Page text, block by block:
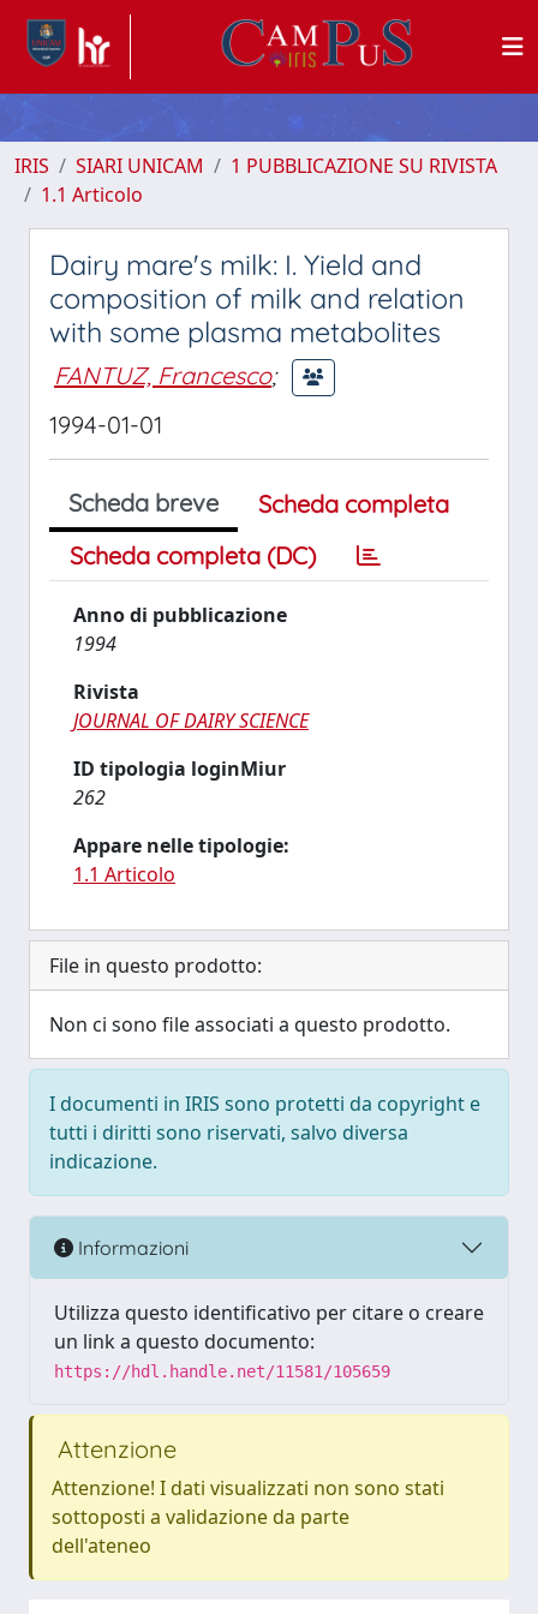
IRIS SIARI UNICAM
1 PUBBLICAZIONE SU RIVISTA
1.1 Articolo
Dairy mare's milk: I. Yield and
composition of milk and relation
with some plasma metabolites
FANTUZ, Francesco;
1994-01-01
Scheda breve
Scheda completa
Scheda completa (DC)
Anno di pubblicazione
1994
Rivista
JOURNAL OF DAIRY SCIENCE
ID tipologia loginMiur
262
Appare nelle tipologie:
1.1 Articolo
File in questo prodotto:
Non ci sono file associati a questo prodotto.
I documenti in IRIS sono protetti da copyright e
tutti i diritti sono riservati, salvo diversa
indicazione.
Informazioni
Utilizza questo identificativo per citare o creare
un link a questo documento:
https://hdl.handle.net/11581/105659
Attenzione
Attenzione! I dati visualizzati non sono stati
sottoposti a validazione da parte
dell'ateneo